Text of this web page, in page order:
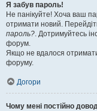
Я забув пароль!
Не панікуйте! Хоча ваш
отримати новий.
пароль?. Дотримуйтесь
форум.
Якщо не вдалося
форуму.
Догори
Чому мені постійно